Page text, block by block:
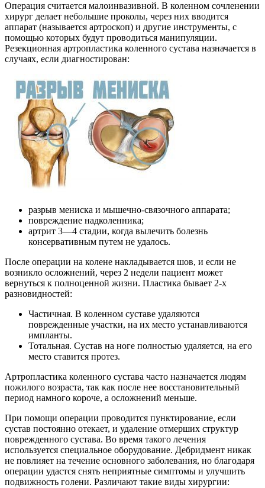
Операция считается малоинвазивной. В коленном сочленении
хирург делает небольшие проколы, через них вводится
аппарат (называется артроскоп) и другие инструменты, с
помощью которых будут проводиться манипуляции.
Резекционная артропластика коленного сустава назначается в
случаях, если диагностирован:
разрыв мениска и мышечно-связочного аппарата;
повреждение надколенника;
артрит 3—4 стадии, когда вылечить болезнь
консервативным путем не удалось.
После операции на колене накладывается шов, и если не
возникло осложнений, через 2 недели пациент может
вернуться к полноценной жизни. Пластика бывает 2-х
разновидностей:
Частичная. В коленном суставе удаляются
поврежденные участки, на их место устанавливаются
импланты.
Тотальная. Сустав на ноге полностью удаляется, на его
место ставится протез.
Артропластика коленного сустава часто назначается людям
пожилого возраста, так как после нее восстановительный
период намного короче, а осложнений меньше.
При помощи операции проводится пунктирование, если
сустав постоянно отекает, и удаление отмерших структур
поврежденного сустава. Во время такого лечения
используется специальное оборудование. Дебридмент никак
не повлияет на течение основного заболевания, но благодаря
операции удастся снять неприятные симптомы и улучшить
подвижность голени. Различают такие виды хирургии: